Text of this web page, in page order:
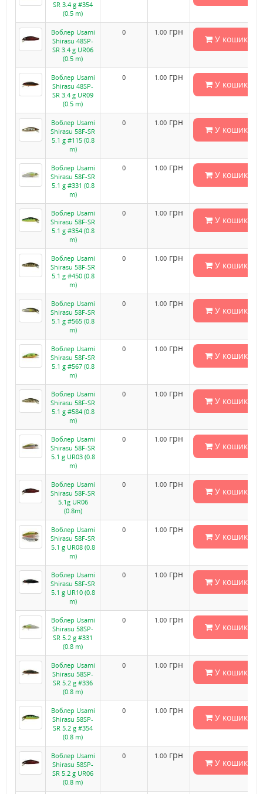
SR 3.4 g #354
(0.5 m)
Воблер Usami
Shirasu 48SP-
SR 3.4 g UR06
(0.5 m)
0 1.00 грн
У кошик
Воблер Usami
Shirasu 48SP-
SR 3.4 g UR09
(0.5 m)
0 1.00 грн
У кошик
Воблер Usami
Shirasu 58F-SR
5.1 g #115 (0.8
m)
0 1.00 грн
У кошик
Воблер Usami
Shirasu 58F-SR
5.1 g #331 (0.8
m)
0 1.00 грн
У кошик
Воблер Usami
Shirasu 58F-SR
5.1 g #354 (0.8
m)
0 1.00 грн
У кошик
Воблер Usami
Shirasu 58F-SR
5.1 g #450 (0.8
m)
0 1.00 грн
У кошик
Воблер Usami
Shirasu 58F-SR
5.1 g #565 (0.8
m)
0 1.00 грн
У кошик
Воблер Usami
Shirasu 58F-SR
5.1 g #567 (0.8
m)
0 1.00 грн
У кошик
Воблер Usami
Shirasu 58F-SR
5.1 g #584 (0.8
m)
0 1.00 грн
У кошик
Воблер Usami
Shirasu 58F-SR
5.1 g UR03 (0.8
m)
0 1.00 грн
У кошик
Воблер Usami
Shirasu 58F-SR
5.1g UR06
(0.8m)
0 1.00 грн
У кошик
Воблер Usami
Shirasu 58F-SR
5.1 g UR08 (0.8
m)
0 1.00 грн
У кошик
Воблер Usami
Shirasu 58F-SR
5.1 g UR10 (0.8
m)
0 1.00 грн
У кошик
Воблер Usami
Shirasu 58SP-
SR 5.2 g #331
(0.8 m)
0 1.00 грн
У кошик
Воблер Usami
Shirasu 58SP-
SR 5.2 g #336
(0.8 m)
0 1.00 грн
У кошик
Воблер Usami
Shirasu 58SP-
SR 5.2 g #354
(0.8 m)
0 1.00 грн
У кошик
Воблер Usami
Shirasu 58SP-
SR 5.2 g UR06
(0.8 m)
0 1.00 грн
У кошик